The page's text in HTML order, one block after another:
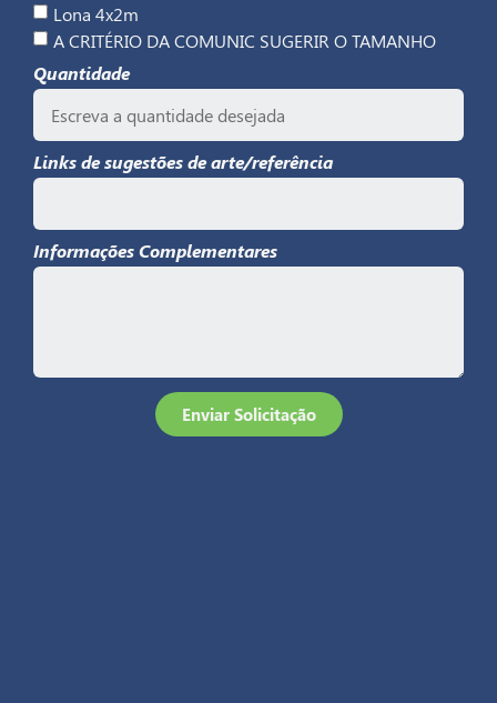
Lona 4x2m
A CRITÉRIO DA COMUNIC SUGERIR O TAMANHO
Quantidade
Links de sugestões de arte/referência
Informações Complementares
Enviar Solicitação